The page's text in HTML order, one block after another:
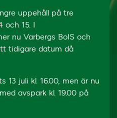
uppehåll på tre
och 15. I
nu Varbergs BoIS och
tidigare datum då
13 juli kl. 16.00, men är nu
avspark kl. 19.00 på